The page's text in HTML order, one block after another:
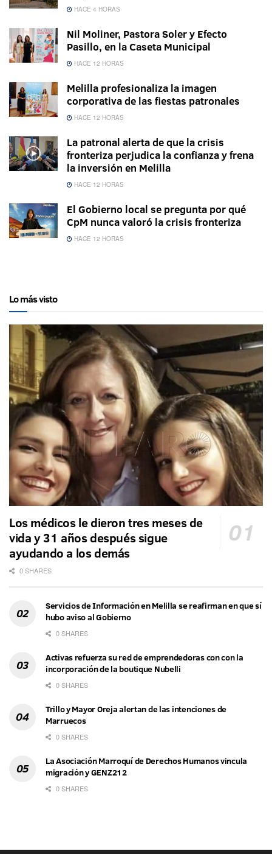
HACE 4 HORAS
Nil Moliner, Pastora Soler y Efecto
Pasillo, en la Caseta Municipal
HACE 12 HORAS
Melilla profesionaliza la imagen
corporativa de las fiestas patronales
HACE 12 HORAS
La patronal alerta de que la crisis
fronteriza perjudica la confianza y frena
la inversión en Melilla
HACE 12 HORAS
El Gobierno local se pregunta por qué
CpM nunca valoró la crisis fronteriza
HACE 12 HORAS
Lo más visto
Los médicos le dieron tres meses de
vida y 31 años después sigue
ayudando a los demás
0 SHARES
Servicios de Información en Melilla se reafirman en que sí
hubo aviso al Gobierno
0 SHARES
Activas refuerza su red de emprendedoras con con la
incorporación de la boutique Nubelli
0 SHARES
Trillo y Mayor Oreja alertan de las intenciones de
Marruecos
0 SHARES
La Asociación Marroquí de Derechos Humanos vincula
migración y GENZ212
0 SHARES